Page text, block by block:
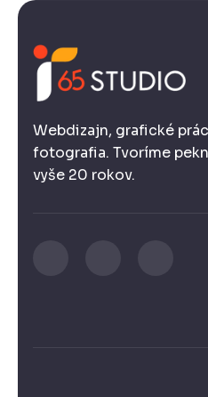
Webdizajn, grafické
fotografia. Tvoríme
vyše 20 rokov.